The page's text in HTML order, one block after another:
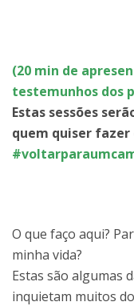
(20 min de
testemunhos dos
Estas sessões
quem quiser fazer
O que faço aqui?
minha vida?
Estas são algumas
inquietam muitos